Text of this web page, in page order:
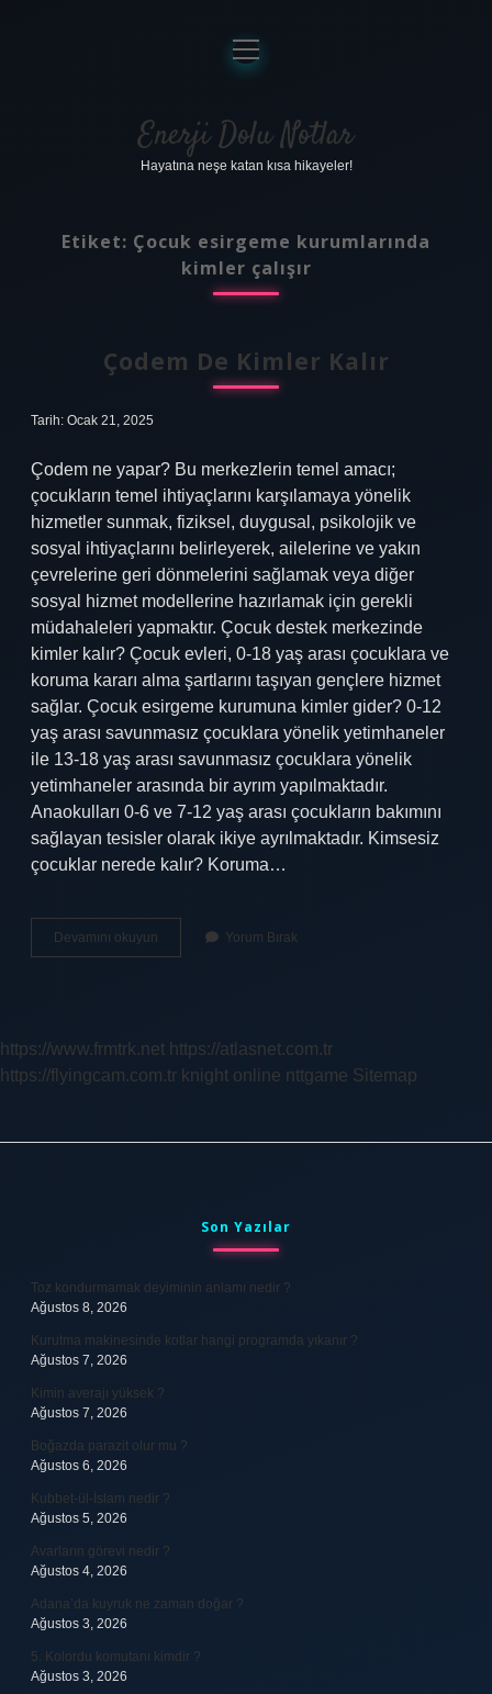
Anasayfa
Gizlilik Politikası
Yasal Uyarı
menüyü
aç
Enerji Dolu Notlar
Hayatına neşe katan kısa hikayeler!
Etiket: Çocuk esirgeme kurumlarında
kimler çalışır
Çodem De Kimler Kalır
Tarih: Ocak 21, 2025
Çodem ne yapar? Bu merkezlerin temel amacı;
çocukların temel ihtiyaçlarını karşılamaya yönelik
hizmetler sunmak, fiziksel, duygusal, psikolojik ve
sosyal ihtiyaçlarını belirleyerek, ailelerine ve yakın
çevrelerine geri dönmelerini sağlamak veya diğer
sosyal hizmet modellerine hazırlamak için gerekli
müdahaleleri yapmaktır. Çocuk destek merkezinde
kimler kalır? Çocuk evleri, 0-18 yaş arası çocuklara ve
koruma kararı alma şartlarını taşıyan gençlere hizmet
sağlar. Çocuk esirgeme kurumuna kimler gider? 0-12
yaş arası savunmasız çocuklara yönelik yetimhaneler
ile 13-18 yaş arası savunmasız çocuklara yönelik
yetimhaneler arasında bir ayrım yapılmaktadır.
Anaokulları 0-6 ve 7-12 yaş arası çocukların bakımını
sağlayan tesisler olarak ikiye ayrılmaktadır. Kimsesiz
çocuklar nerede kalır? Koruma…
Devamını okuyun
De
Yorum Bırak
https://www.frmtrk.net https://atlasnet.com.tr
https://flyingcam.com.tr knight online nttgame Sitemap
Son Yazılar
Toz kondurmamak deyiminin anlamı nedir ?
Ağustos 8, 2026
Kurutma makinesinde kotlar hangi programda yıkanır ?
Ağustos 7, 2026
Kimin averajı yüksek ?
Ağustos 7, 2026
Boğazda parazit olur mu ?
Ağustos 6, 2026
Kubbet-ül-İslam nedir ?
Ağustos 5, 2026
Avarların görevi nedir ?
Ağustos 4, 2026
Adana’da kuyruk ne zaman doğar ?
Ağustos 3, 2026
5. Kolordu komutanı kimdir ?
Ağustos 3, 2026